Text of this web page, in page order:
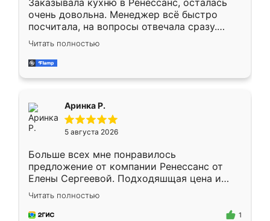
Заказывала кухню в Ренессанс, осталась
очень довольна. Менеджер всё быстро
посчитала, на вопросы отвечала сразу.
Замерщик приехал в субботу, подошёл к
делу со всей ответственностью. Собрали
за день, ребята работали аккуратно, даже
Читать полностью
Аринка Р.
5 августа 2026
Больше всех мне понравилось
предложение от компании Ренессанс от
Елены Сергеевой. Подходяшщая цена и
короткие сроки изготовления. Приехавший
для замера сотрудник Владислав
предложил по моему эскизу самый
Читать полностью
1